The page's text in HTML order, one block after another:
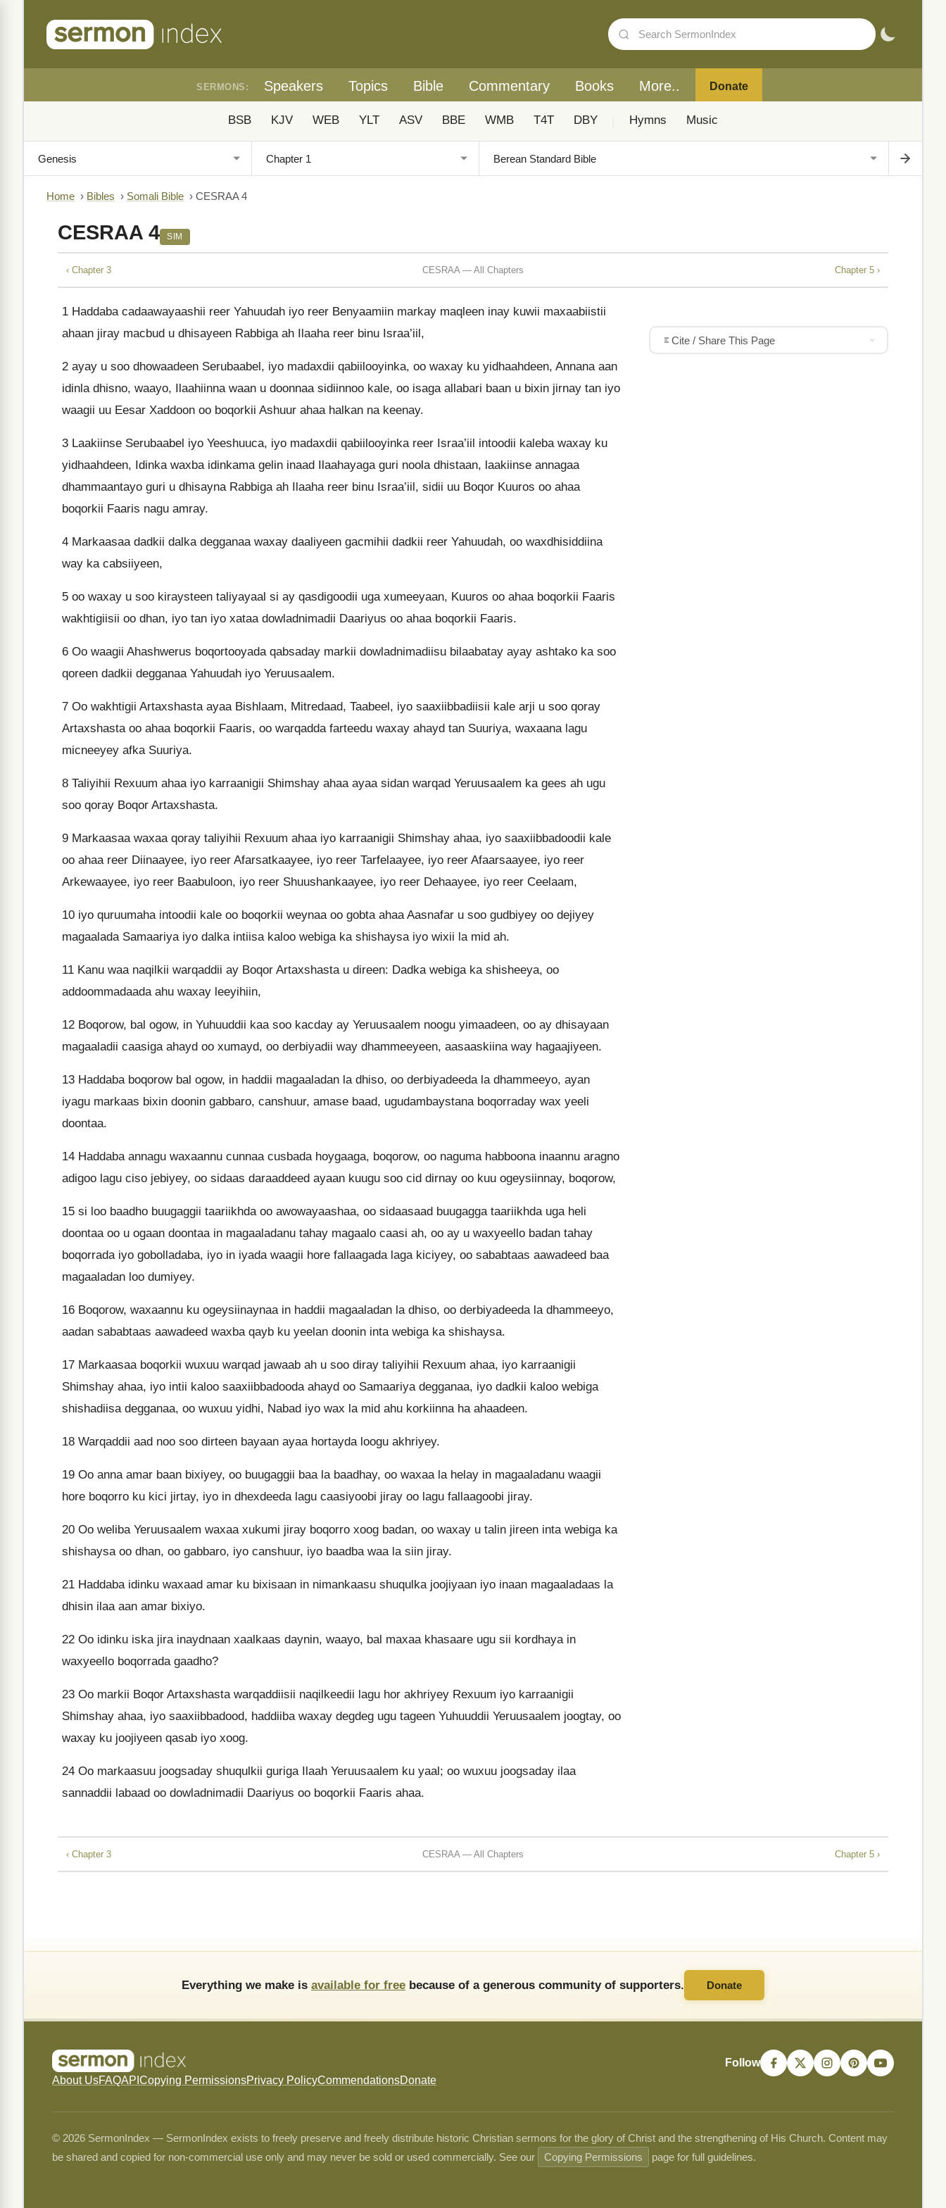
SERMONS: Speakers Topics Bible Commentary Books More.. Donate
BSB KJV WEB YLT ASV BBE WMB T4T DBY Hymns Music
Home › Bibles › Somali Bible › CESRAA 4
CESRAA 4 SIM
‹ Chapter 3 CESRAA — All Chapters Chapter 5 ›
1 Haddaba cadaawayaashii reer Yahuudah iyo reer Benyaamiin markay maqleen inay kuwii maxaabiistii
ahaan jiray macbud u dhisayeen Rabbiga ah Ilaaha reer binu Israa’iil,
2 ayay u soo dhowaadeen Serubaabel, iyo madaxdii qabiilooyinka, oo waxay ku yidhaahdeen, Annana aan
idinla dhisno, waayo, Ilaahiinna waan u doonnaa sidiinnoo kale, oo isaga allabari baan u bixin jirnay tan iyo
waagii uu Eesar Xaddoon oo boqorkii Ashuur ahaa halkan na keenay.
3 Laakiinse Serubaabel iyo Yeeshuuca, iyo madaxdii qabiilooyinka reer Israa’iil intoodii kaleba waxay ku
yidhaahdeen, Idinka waxba idinkama gelin inaad Ilaahayaga guri noola dhistaan, laakiinse annagaa
dhammaantayo guri u dhisayna Rabbiga ah Ilaaha reer binu Israa’iil, sidii uu Boqor Kuuros oo ahaa
boqorkii Faaris nagu amray.
4 Markaasaa dadkii dalka degganaa waxay daaliyeen gacmihii dadkii reer Yahuudah, oo waxdhisiddiina
way ka cabsiiyeen,
5 oo waxay u soo kiraysteen taliyayaal si ay qasdigoodii uga xumeeyaan, Kuuros oo ahaa boqorkii Faaris
wakhtigiisii oo dhan, iyo tan iyo xataa dowladnimadii Daariyus oo ahaa boqorkii Faaris.
6 Oo waagii Ahashwerus boqortooyada qabsaday markii dowladnimadiisu bilaabatay ayay ashtako ka soo
qoreen dadkii degganaa Yahuudah iyo Yeruusaalem.
7 Oo wakhtigii Artaxshasta ayaa Bishlaam, Mitredaad, Taabeel, iyo saaxiibbadiisii kale arji u soo qoray
Artaxshasta oo ahaa boqorkii Faaris, oo warqadda farteedu waxay ahayd tan Suuriya, waxaana lagu
micneeyey afka Suuriya.
8 Taliyihii Rexuum ahaa iyo karraanigii Shimshay ahaa ayaa sidan warqad Yeruusaalem ka gees ah ugu
soo qoray Boqor Artaxshasta.
9 Markaasaa waxaa qoray taliyihii Rexuum ahaa iyo karraanigii Shimshay ahaa, iyo saaxiibbadoodii kale
oo ahaa reer Diinaayee, iyo reer Afarsatkaayee, iyo reer Tarfelaayee, iyo reer Afaarsaayee, iyo reer
Arkewaayee, iyo reer Baabuloon, iyo reer Shuushankaayee, iyo reer Dehaayee, iyo reer Ceelaam,
10 iyo quruumaha intoodii kale oo boqorkii weynaa oo gobta ahaa Aasnafar u soo gudbiyey oo dejiyey
magaalada Samaariya iyo dalka intiisa kaloo webiga ka shishaysa iyo wixii la mid ah.
11 Kanu waa naqilkii warqaddii ay Boqor Artaxshasta u direen: Dadka webiga ka shisheeya, oo
addoommadaada ahu waxay leeyihiin,
12 Boqorow, bal ogow, in Yuhuuddii kaa soo kacday ay Yeruusaalem noogu yimaadeen, oo ay dhisayaan
magaaladii caasiga ahayd oo xumayd, oo derbiyadii way dhammeeyeen, aasaaskiina way hagaajiyeen.
13 Haddaba boqorow bal ogow, in haddii magaaladan la dhiso, oo derbiyadeeda la dhammeeyo, ayan
iyagu markaas bixin doonin gabbaro, canshuur, amase baad, ugudambaystana boqorraday wax yeeli
doontaa.
14 Haddaba annagu waxaannu cunnaa cusbada hoygaaga, boqorow, oo naguma habboona inaannu aragno
adigoo lagu ciso jebiyey, oo sidaas daraaddeed ayaan kuugu soo cid dirnay oo kuu ogeysiinnay, boqorow,
15 si loo baadho buugaggii taariikhda oo awowayaashaa, oo sidaasaad buugagga taariikhda uga heli
doontaa oo u ogaan doontaa in magaaladanu tahay magaalo caasi ah, oo ay u waxyeello badan tahay
boqorrada iyo gobolladaba, iyo in iyada waagii hore fallaagada laga kiciyey, oo sababtaas aawadeed baa
magaaladan loo dumiyey.
16 Boqorow, waxaannu ku ogeysiinaynaa in haddii magaaladan la dhiso, oo derbiyadeeda la dhammeeyo,
aadan sababtaas aawadeed waxba qayb ku yeelan doonin inta webiga ka shishaysa.
17 Markaasaa boqorkii wuxuu warqad jawaab ah u soo diray taliyihii Rexuum ahaa, iyo karraanigii
Shimshay ahaa, iyo intii kaloo saaxiibbadooda ahayd oo Samaariya degganaa, iyo dadkii kaloo webiga
shishadiisa degganaa, oo wuxuu yidhi, Nabad iyo wax la mid ahu korkiinna ha ahaadeen.
18 Warqaddii aad noo soo dirteen bayaan ayaa hortayda loogu akhriyey.
19 Oo anna amar baan bixiyey, oo buugaggii baa la baadhay, oo waxaa la helay in magaaladanu waagii
hore boqorro ku kici jirtay, iyo in dhexdeeda lagu caasiyoobi jiray oo lagu fallaagoobi jiray.
20 Oo weliba Yeruusaalem waxaa xukumi jiray boqorro xoog badan, oo waxay u talin jireen inta webiga ka
shishaysa oo dhan, oo gabbaro, iyo canshuur, iyo baadba waa la siin jiray.
21 Haddaba idinku waxaad amar ku bixisaan in nimankaasu shuqulka joojiyaan iyo inaan magaaladaas la
dhisin ilaa aan amar bixiyo.
22 Oo idinku iska jira inaydnaan xaalkaas daynin, waayo, bal maxaa khasaare ugu sii kordhaya in
waxyeello boqorrada gaadho?
23 Oo markii Boqor Artaxshasta warqaddiisii naqilkeedii lagu hor akhriyey Rexuum iyo karraanigii
Shimshay ahaa, iyo saaxiibbadood, haddiiba waxay degdeg ugu tageen Yuhuuddii Yeruusaalem joogtay, oo
waxay ku joojiyeen qasab iyo xoog.
24 Oo markaasuu joogsaday shuqulkii guriga Ilaah Yeruusaalem ku yaal; oo wuxuu joogsaday ilaa
sannaddii labaad oo dowladnimadii Daariyus oo boqorkii Faaris ahaa.
Cite / Share This Page
‹ Chapter 3 CESRAA — All Chapters Chapter 5 ›
Everything we make is available for free because of a generous community of supporters. Donate
About UsFAQAPI Copying PermissionsPrivacy PolicyCommendationsDonate
Follow
© 2026 SermonIndex — SermonIndex exists to freely preserve and freely distribute historic Christian sermons for the glory of Christ and the strengthening of His Church. Content may
be shared and copied for non-commercial use only and may never be sold or used commercially. See our
Copying Permissions page for full guidelines.